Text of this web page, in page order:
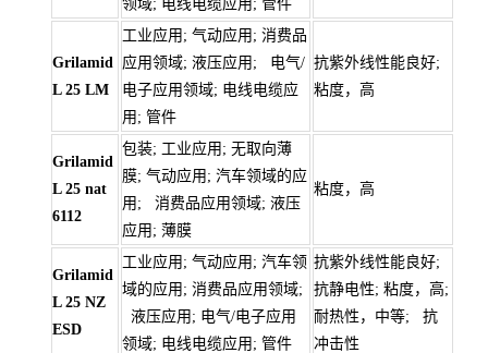
领域; 电线电缆应用; 管件
Grilamid
L 25 LM
工业应用; 气动应用; 消费品
应用领域; 液压应用; 电气/
电子应用领域; 电线电缆应
用; 管件
抗紫外线性能良好;
粘度，高
Grilamid
L 25 nat
6112
包装; 工业应用; 无取向薄
膜; 气动应用; 汽车领域的应
用; 消费品应用领域; 液压
应用; 薄膜
粘度，高
Grilamid
L 25 NZ
ESD
工业应用; 气动应用; 汽车领
域的应用; 消费品应用领域;
液压应用; 电气/电子应用
领域; 电线电缆应用; 管件
抗紫外线性能良好;
抗静电性; 粘度，高;
耐热性，中等; 抗
冲击性